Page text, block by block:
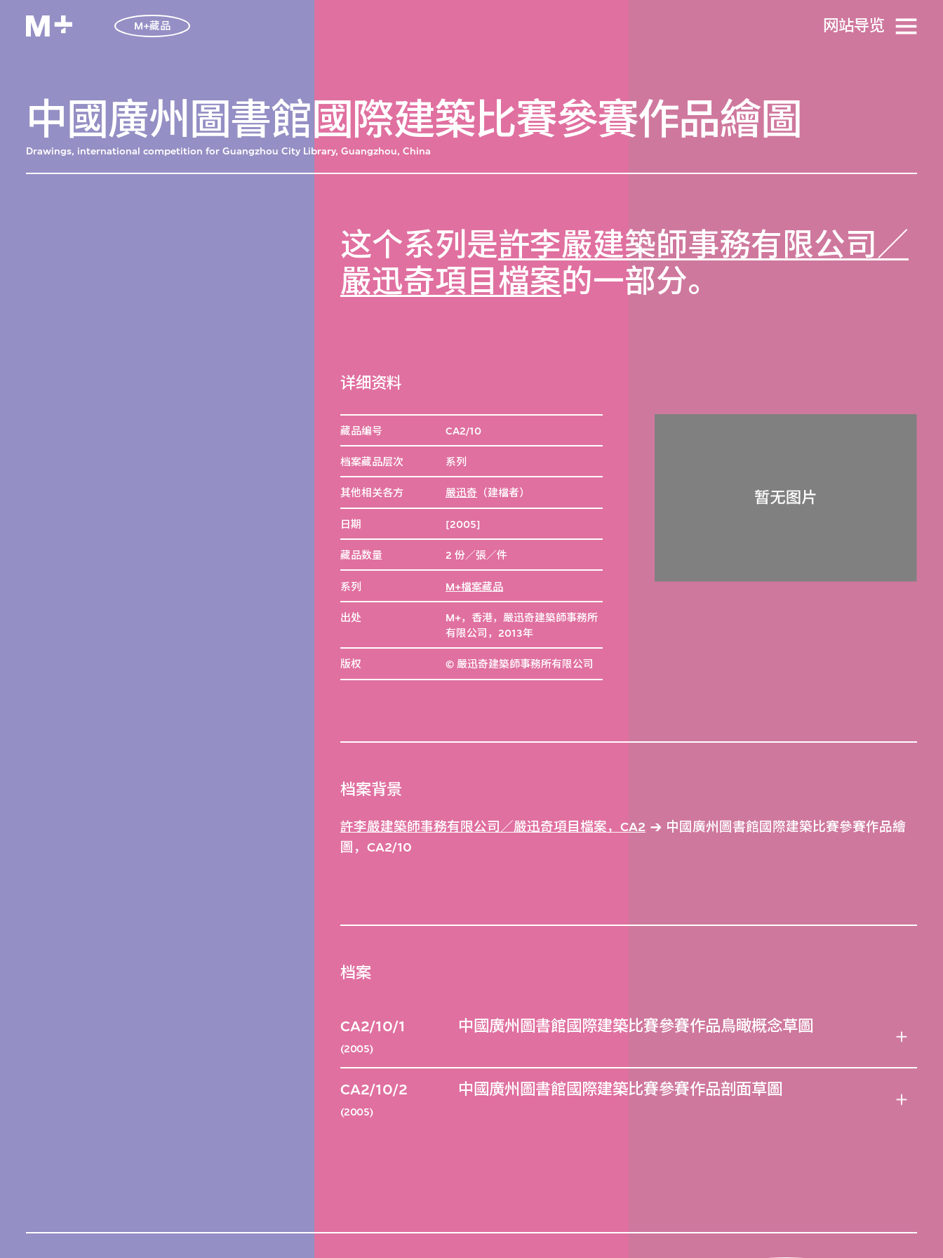
M+藏品 网站导览
中國廣州圖書館國際建築比賽參賽作品繪圖
Drawings, international competition for Guangzhou City Library, Guangzhou, China
这个系列是許李嚴建築師事務有限公司／
嚴迅奇項目檔案的一部分。
详细资料
藏品编号 CA2/10
档案藏品层次 系列
其他相关各方 嚴迅奇 （建檔者）
日期 [2005]
藏品数量 2 份／張／件
系列 M+檔案藏品
出处
M+，香港，嚴迅奇建築師事務所
有限公司，2013年
版权 © 嚴迅奇建築師事務所有限公司
档案背景
許李嚴建築師事務有限公司／嚴迅奇項目檔案，CA2
中國廣州圖書館國際建築比賽參賽作品繪
圖，CA2/10
档案
CA2/10/1
(2005)
中國廣州圖書館國際建築比賽參賽作品鳥瞰概念草圖
CA2/10/2
(2005)
中國廣州圖書館國際建築比賽參賽作品剖面草圖